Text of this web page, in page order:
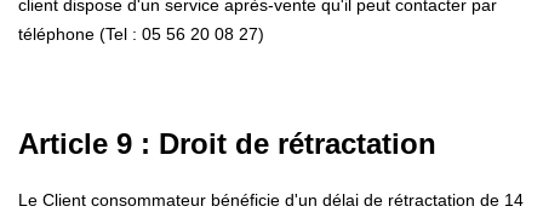
client dispose d'un service après-vente qu'il peut contacter par
téléphone (Tel : 05 56 20 08 27)
Article 9 : Droit de rétractation
Le Client consommateur bénéficie d'un délai de rétractation de 14